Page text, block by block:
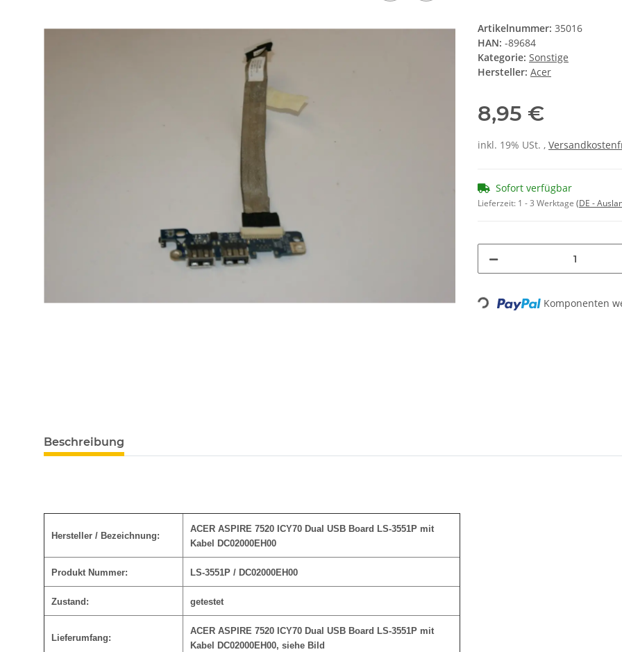
Artikelnummer: 35016
HAN: -89684
Kategorie: Sonstige
Hersteller: Acer
8,95 €
inkl. 19% USt. ,
Sofort verfügbar
Lieferzeit: 1 - 3 Werktage (DE -
Loading... Komponenten
Beschreibung
Hersteller / Bezeichnung:
ACER ASPIRE 7520 ICY70 Dual USB Board LS-3551P mit
Kabel DC02000EH00
Produkt Nummer: LS-3551P / DC02000EH00
Zustand: getestet
Lieferumfang:
ACER ASPIRE 7520 ICY70 Dual USB Board LS-3551P mit
Kabel DC02000EH00, siehe Bild